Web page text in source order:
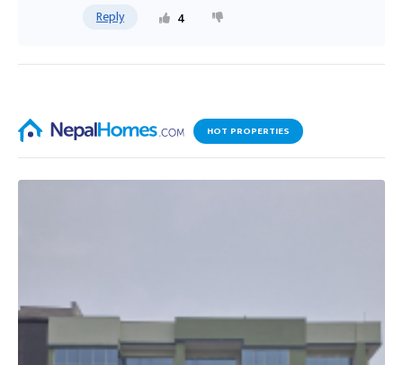
Reply 4
HOT PROPERTIES